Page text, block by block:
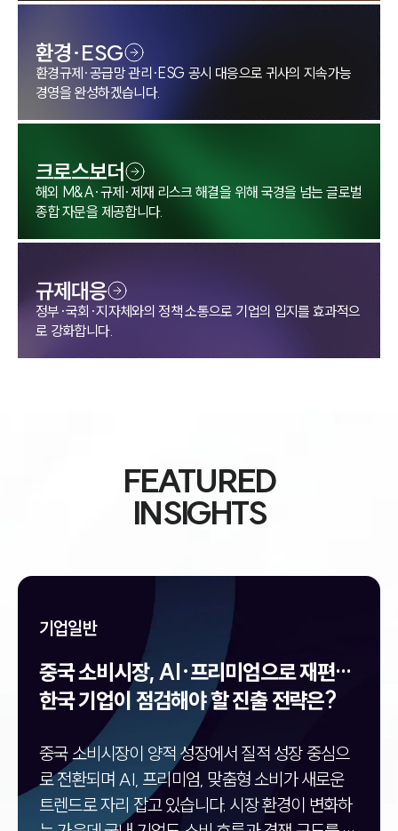
SERVICES
기업법무그룹 업무
전체
PROFESSIONALS
기업전문변호사
환경·ESG
환경규제·공급망 관리·ESG 공시 대응으로 귀사의 지속가능
경영을 완성하겠습니다.
크로스보더
해외 M&A·규제·제재 리스크 해결을 위해 국경을 넘는 글로벌
종합 자문을 제공합니다.
규제대응
정부·국회·지자체와의 정책 소통으로 기업의 입지를 효과적으
로 강화합니다.
FEATURED
INSIGHTS
기업일반
중국 소비시장, AI·프리미엄으로 재편…
한국 기업이 점검해야 할 진출 전략은?
중국 소비시장이 양적 성장에서 질적 성장 중심으
로 전환되며 AI, 프리미엄, 맞춤형 소비가 새로운
트렌드로 자리 잡고 있습니다. 시장 환경이 변화하